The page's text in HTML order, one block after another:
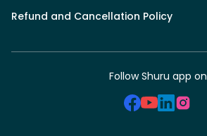
Refund and Cancellation Policy
Follow Shuru app on